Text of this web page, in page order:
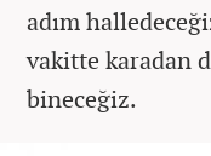
adım
vakitte karadan
bineceğiz.